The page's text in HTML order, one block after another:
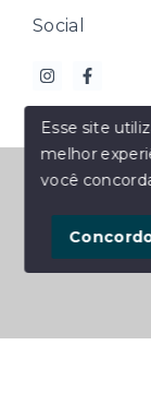
Social
© Copyright
SITE PARA IMOBILIARIA
Esse site
melhor
você